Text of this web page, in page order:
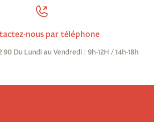
nous par téléphone
90 Du Lundi au Vendredi : 9h-12H / 14h-18h